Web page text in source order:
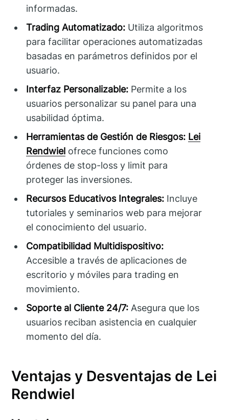
informadas.
Trading Automatizado: Utiliza algoritmos
para facilitar operaciones automatizadas
basadas en parámetros definidos por el
usuario.
Interfaz Personalizable: Permite a los
usuarios personalizar su panel para una
usabilidad óptima.
Herramientas de Gestión de Riesgos: Lei
Rendwiel ofrece funciones como
órdenes de stop-loss y limit para
proteger las inversiones.
Recursos Educativos Integrales: Incluye
tutoriales y seminarios web para mejorar
el conocimiento del usuario.
Compatibilidad Multidispositivo:
Accesible a través de aplicaciones de
escritorio y móviles para trading en
movimiento.
Soporte al Cliente 24/7: Asegura que los
usuarios reciban asistencia en cualquier
momento del día.
Ventajas y Desventajas de Lei
Rendwiel